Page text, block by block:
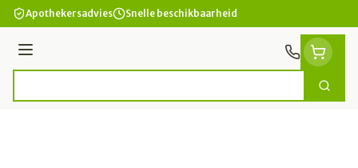
Ga naar de inhoud
Apothekersadvies Snelle beschikbaarheid
Menu
Zoek